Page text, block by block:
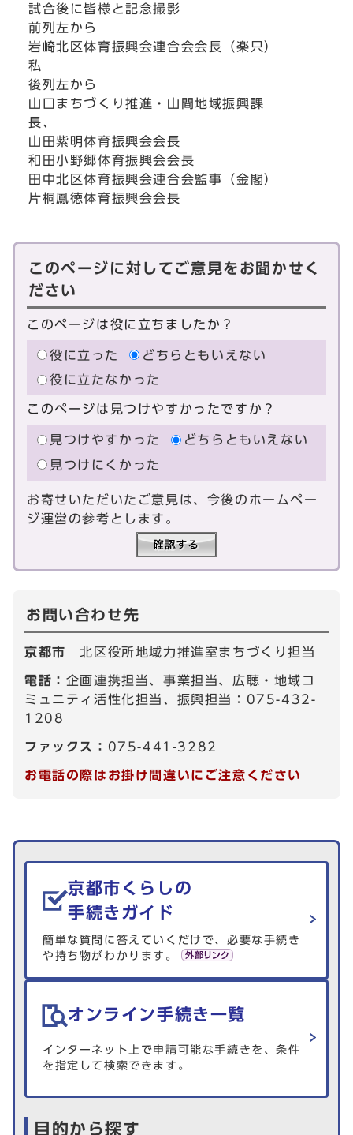
試合後に皆様と記念撮影
前列左から
岩崎北区体育振興会連合会会長（楽只）
私
後列左から
山口まちづくり推進・山間地域振興課
長、
山田紫明体育振興会会長
和田小野郷体育振興会会長
田中北区体育振興会連合会監事（金閣）
片桐鳳徳体育振興会会長
このページに対してご意見をお聞かせく
ださい
このページは役に立ちましたか？
役に立った
どちらともいえない
役に立たなかった
このページは見つけやすかったですか？
見つけやすかった
どちらともいえない
見つけにくかった
お寄せいただいたご意見は、今後のホームペー
ジ運営の参考とします。
お問い合わせ先
京都市北区役所地域力推進室まちづくり担当
電話： 企画連携担当、事業担当、広聴・地域コ
ミュニティ活性化担当、振興担当：075-432-
1208
ファックス： 075-441-3282
お電話の際はお掛け間違いにご注意ください
生活情報を探す
京都市くらしの
手続きガイド
簡単な質問に答えていくだけで、必要な手続き
や持ち物がわかります。
オンライン手続き一覧
インターネット上で申請可能な手続きを、条件
を指定して検索できます。
目的から探す